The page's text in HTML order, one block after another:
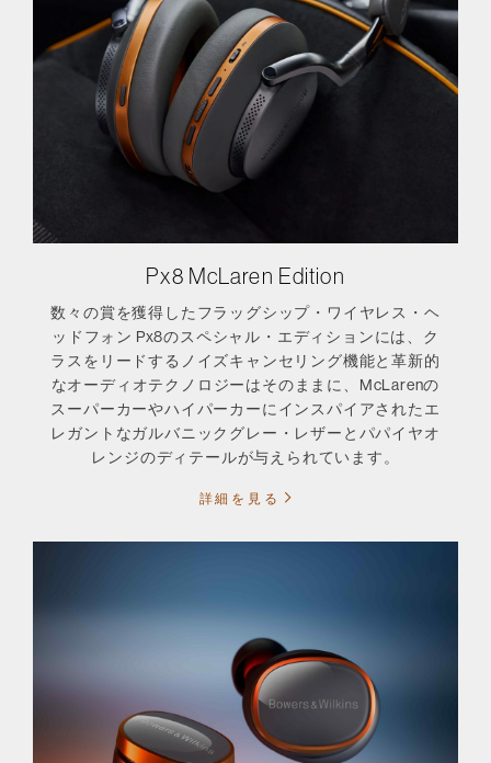
Px8 McLaren Edition
数々の賞を獲得したフラッグシップ・ワイヤレス・ヘ
ッドフォン Px8のスペシャル・エディションには、ク
ラスをリードするノイズキャンセリング機能と革新的
なオーディオテクノロジーはそのままに、McLarenの
スーパーカーやハイパーカーにインスパイアされたエ
レガントなガルバニックグレー・レザーとパパイヤオ
レンジのディテールが与えられています。
詳細を見る